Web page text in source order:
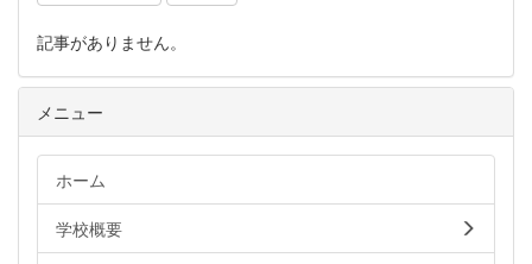
記事がありません。
メニュー
ホーム
学校概要